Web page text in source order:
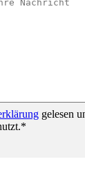
gelesen